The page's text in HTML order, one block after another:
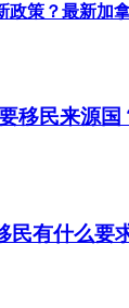
政策？最新加
移民来源国
民有什么要